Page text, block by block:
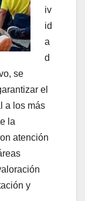
iv
id
a
d
se
el
a los más
la
atención
y